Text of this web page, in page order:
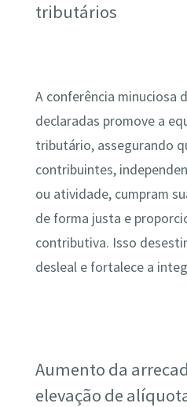
tributários
A conferência minuciosa
declaradas promove a
tributário, assegurando
contribuintes,
ou atividade, cumpram
de forma justa e
contributiva. Isso
desleal e fortalece a
Aumento da
elevação de